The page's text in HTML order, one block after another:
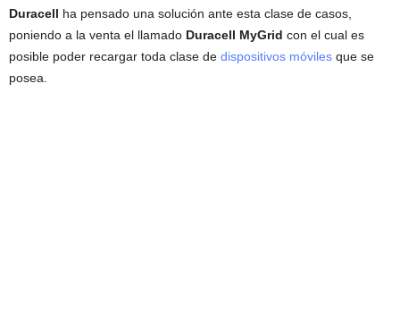
Duracell ha pensado una solución ante esta clase de casos,
poniendo a la venta el llamado Duracell MyGrid con el cual es
posible poder recargar toda clase de dispositivos móviles que se
posea.